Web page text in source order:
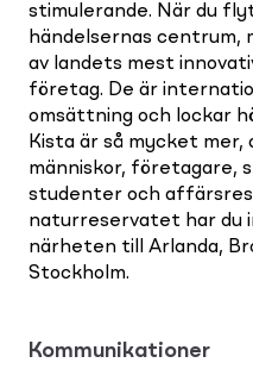
stimulerande. När du
händelsernas centrum,
av landets mest
företag. De är
omsättning och lockar
Kista är så mycket
människor, företagare,
studenter och
naturreservatet har du
närheten till Arlanda,
Stockholm.
Kommunikationer